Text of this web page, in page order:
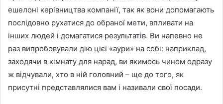
ешелоні керівництва компанії, так як вони допомагають
послідовно рухатися до обраної мети, впливати на
інших людей і домагатися результатів. Ви напевно не
раз випробовували дію цієї «аури» на собі: наприклад,
заходячи в кімнату для нарад, ви якимось чином одразу
ж відчували, хто в ній головний – ще до того, як
присутні представлялися вам і називали свої посади.